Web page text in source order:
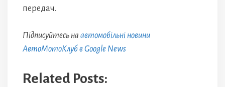
передач.
Підписуйтесь на автомобільні новини
АвтоМотоКлуб в Google News
Related Posts: